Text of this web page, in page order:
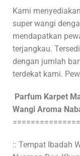
Kami
super wangi
mendapatkan
terjangkau.
dengan jumlah
terdekat kami.
Parfum Karpet
Wangi Aroma
:: Tempat Ibadah